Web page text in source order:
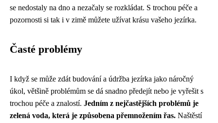
se nedostaly na dno a nezačaly se rozkládat. S trochou péče a
pozornosti si tak i v zimě můžete užívat krásu vašeho jezírka.
Časté problémy
I když se může zdát budování a údržba jezírka jako náročný
úkol, většině problémům se dá snadno předejít nebo je vyřešit s
trochou péče a znalostí. Jedním z nejčastějších problémů je
zelená voda, která je způsobena přemnožením řas. Naštěstí